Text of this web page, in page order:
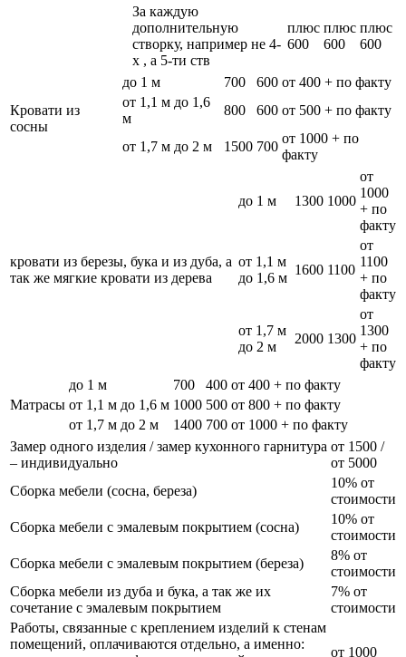
За каждую
дополнительную
створку, например не 4-
х , а 5-ти ств
плюс
600
плюс
600
плюс
600
Кровати из
сосны
до 1 м 700 600 от 400 + по факту
от 1,1 м до 1,6
м
800 600 от 500 + по факту
от 1,7 м до 2 м 1500 700
от 1000 + по
факту
кровати из березы, бука и из дуба, а
так же мягкие кровати из дерева
до 1 м 1300 1000
от
1000
+ по
факту
от 1,1 м
до 1,6 м
1600 1100
от
1100
+ по
факту
от 1,7 м
до 2 м
2000 1300
от
1300
+ по
факту
Матрасы
до 1 м 700 400 от 400 + по факту
от 1,1 м до 1,6 м 1000 500 от 800 + по факту
от 1,7 м до 2 м
1400 700 от 1000 + по факту
Замер одного изделия / замер кухонного гарнитура
– индивидуально
от 1500 /
от 5000
Сборка мебели (сосна, береза)
10% от
стоимости
Сборка мебели с эмалевым покрытием (сосна)
10% от
стоимости
Сборка мебели с эмалевым покрытием (береза)
8% от
стоимости
Сборка мебели из дуба и бука, а так же их
сочетание с эмалевым покрытием
7% от
стоимости
Работы, связанные с креплением изделий к стенам
помещений, оплачиваются отдельно, а именно:
от 1000